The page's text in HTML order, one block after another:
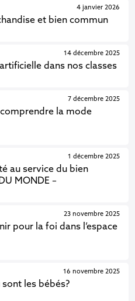
et bien commun
4 janvier 2026
dans nos classes
14 décembre 2025
la mode
7 décembre 2025
au service du bien
MONDE –
1 décembre 2025
pour la foi dans l’espace
23 novembre 2025
les bébés?
16 novembre 2025